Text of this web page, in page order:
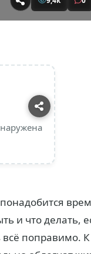
и что делать,
всё поправимо.